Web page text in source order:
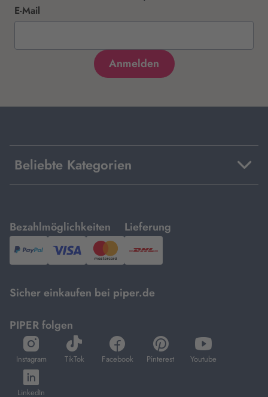
E-Mail
Beliebte Kategorien
Bezahlmöglichkeiten
mit
PayPal,Visa
und
Lieferung
mit
DHL.
Sicher einkaufen bei piper.de
PIPER folgen
Instagram
öffnet
in
neuem
Tab
TikTok
öffnet
in
Facebook
öffnet
in
Pinterest
öffnet
in
Youtube
öffnet
in
LinkedIn
öffnet
in